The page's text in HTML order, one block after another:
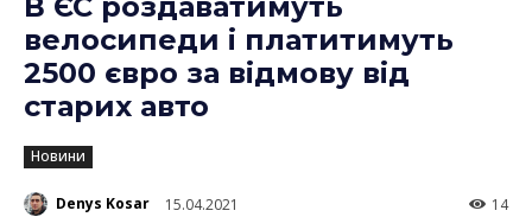
велосипеди і платитимуть
2500 євро за відмову від
старих авто
Новини
Denys Kosar 15.04.2021 14